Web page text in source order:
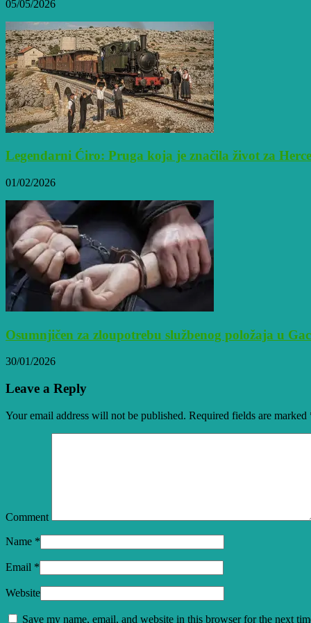
05/05/2026
Legendarni Ćiro: Pruga koja je značila život za
01/02/2026
Osumnjičen za zloupotrebu službenog položaja u
30/01/2026
Leave a Reply
Your email address will not be published. Required fields are marked
Comment
Name *
Email *
Website
Save my name, email, and website in this browser for the next